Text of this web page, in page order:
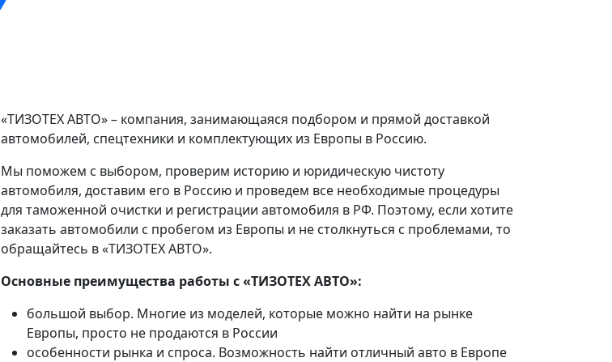
«ТИЗОТЕХ АВТО» – компания, занимающаяся подбором и прямой доставкой
автомобилей, спецтехники и комплектующих из Европы в Россию.
Мы поможем с выбором, проверим историю и юридическую чистоту
автомобиля, доставим его в Россию и проведем все необходимые процедуры
для таможенной очистки и регистрации автомобиля в РФ. Поэтому, если хотите
заказать автомобили с пробегом из Европы и не столкнуться с проблемами, то
обращайтесь в «ТИЗОТЕХ АВТО».
Основные преимущества работы с «ТИЗОТЕХ АВТО»:
большой выбор. Многие из моделей, которые можно найти на рынке
Европы, просто не продаются в России
особенности рынка и спроса. Возможность найти отличный авто в Европе